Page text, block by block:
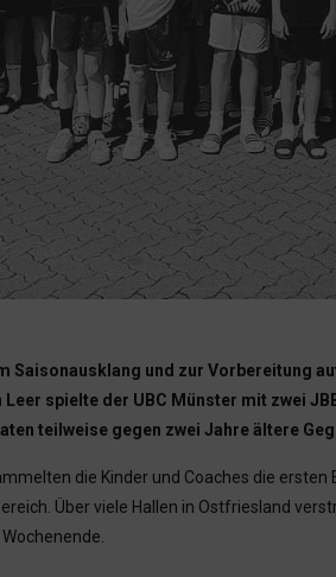
Saisonausklang und zur Vorbereitung
spielte der UBC Münster mit zwei
teilweise gegen zwei Jahre ältere
die Kinder und Coaches die
Über viele Hallen in Ostfriesland